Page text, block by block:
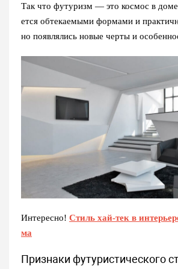
Так что футуризм — это космос в
ется обтекаемыми формами и
но появлялись новые черты и
Интересно! Стиль хай-тек в
ма
Признаки футуристического